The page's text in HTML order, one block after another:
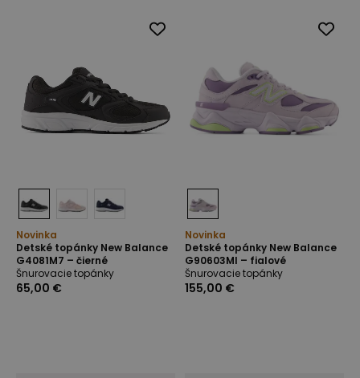
Novinka
Detské topánky New Balance
G4081M7 – čierné
Šnurovacie topánky
65,00 €
Novinka
Detské topánky New Balance
G90603MI – fialové
Šnurovacie topánky
155,00 €